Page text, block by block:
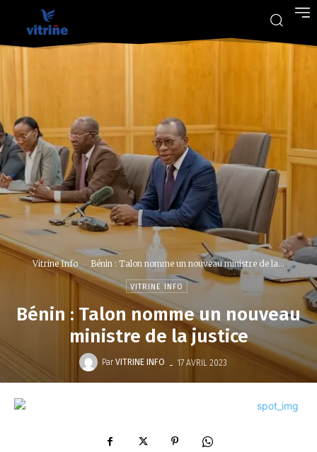
Vitrine Info Bénin : Talon nomme un nouveau ministre de la...
VITRINE INFO
Bénin : Talon nomme un nouveau
ministre de la justice
Par VITRINE INFO - 17 AVRIL 2023